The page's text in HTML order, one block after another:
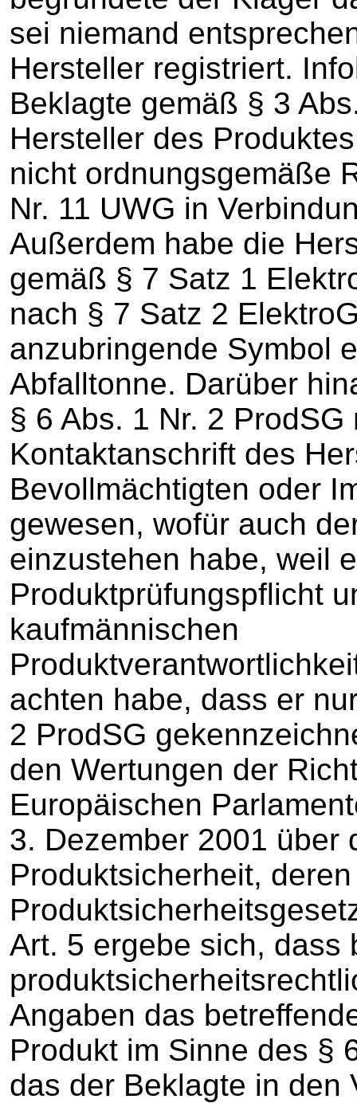
sei niemand
Hersteller registriert.
Beklagte gemäß § 3
Hersteller des
nicht ordnungsgemäße
Nr. 11 UWG in
Außerdem habe die
gemäß § 7 Satz 1
nach § 7 Satz 2
anzubringende Symbol
Abfalltonne. Darüber
§ 6 Abs. 1 Nr. 2
Kontaktanschrift des
Bevollmächtigten oder
gewesen, wofür auch
einzustehen habe, weil
Produktprüfungspflicht
kaufmännischen
achten habe, dass er
2 ProdSG
den Wertungen der
Europäischen
3. Dezember 2001 über
Produktsicherheit,
Art. 5 ergebe sich, dass
Angaben das
Produkt im Sinne des §
das der Beklagte in den